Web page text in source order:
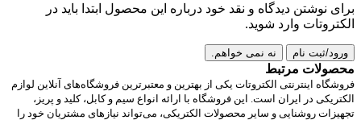
برای نوشتن دیدگاه و نقد خود درباره این محصول ابتدا باید در
الکتروتات وارد شوید.
ورود/ثبت نام نه نمی خواهم.
محصولات مرتبط
فروشگاه اینترنتی الکتروتات یکی از بهترین و معتبرترین فروشگاه‌های آنلاین لوازم
الکتریکی در ایران است. این فروشگاه با ارائه انواع سیم و کابل، کلید و پریز،
تجهیزات روشنایی و سایر محصولات الکتریکی، می‌تواند نیازهای مشتریان خود را